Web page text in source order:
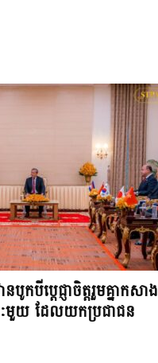
បីប្តេជ្ញាចិត្តរួមគ្នាកសាង
មួយ ដែលយកប្រជាជន